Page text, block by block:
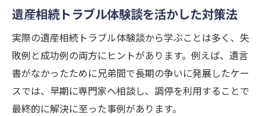
遺産相続トラブル体験談を活かした対策法
実際の遺産相続トラブル体験談から学ぶことは多く、失
敗例と成功例の両方にヒントがあります。例えば、遺言
書がなかったために兄弟間で長期の争いに発展したケー
スでは、早期に専門家へ相談し、調停を利用することで
最終的に解決に至った事例があります。